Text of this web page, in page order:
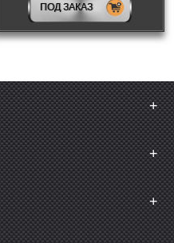
ПОД ЗАКАЗ
+
+
+